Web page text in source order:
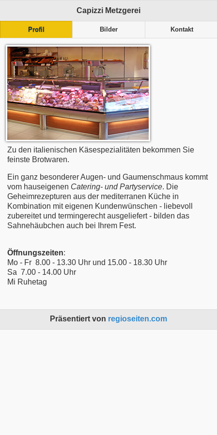
Capizzi Metzgerei
Profil Bilder Kontakt
Zu den italienischen Käsespezialitäten bekommen Sie
feinste Brotwaren.
Ein ganz besonderer Augen- und Gaumenschmaus kommt
vom hauseigenen Catering- und Partyservice. Die
Geheimrezepturen aus der mediterranen Küche in
Kombination mit eigenen Kundenwünschen - liebevoll
zubereitet und termingerecht ausgeliefert - bilden das
Sahnehäubchen auch bei Ihrem Fest.
Öffnungszeiten:
Mo - Fr 8.00 - 13.30 Uhr und 15.00 - 18.30 Uhr
Sa 7.00 - 14.00 Uhr
Mi Ruhetag
Präsentiert von regioseiten.com